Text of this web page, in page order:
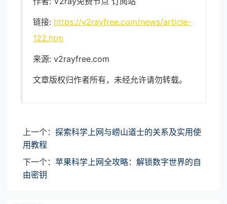
链接: https://v2rayfree.com/news/article-
122.htm
来源: v2rayfree.com
文章版权归作者所有，未经允许请勿转载。
上一个： 探索科学上网与崂山道士的关系及实用使
用教程
下一个： 苹果科学上网全攻略：解锁数字世界的自
由密钥